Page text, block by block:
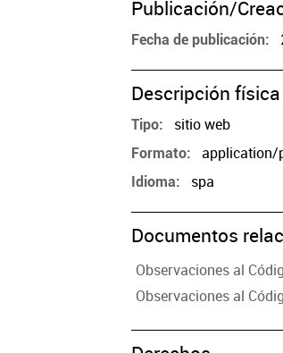
Publicación/
Fecha de publicación
Descripción física
Tipo sitio web
Formato application/
Idioma spa
Documentos
Observaciones al
Observaciones al